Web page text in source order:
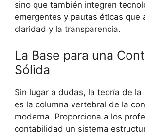
sino que también integren
emergentes y pautas éticas que
claridad y la transparencia.
La Base para una
Sólida
Sin lugar a dudas, la teoría de
es la columna vertebral de la
moderna. Proporciona a los
contabilidad un sistema